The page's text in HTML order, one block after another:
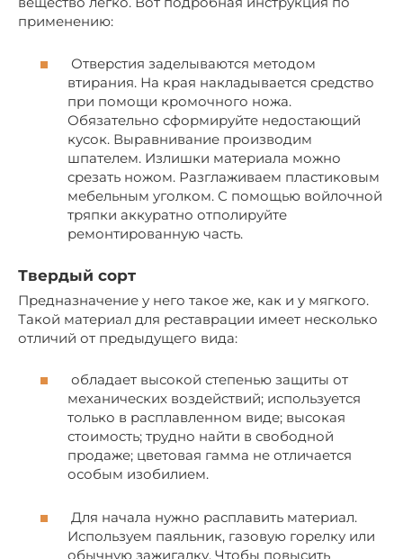
применению:
Отверстия заделываются методом
втирания. На края накладывается средство
при помощи кромочного ножа.
Обязательно сформируйте недостающий
кусок. Выравнивание производим
шпателем. Излишки материала можно
срезать ножом. Разглаживаем пластиковым
мебельным уголком. С помощью войлочной
тряпки аккуратно отполируйте
ремонтированную часть.
Твердый сорт
Предназначение у него такое же, как и у мягкого.
Такой материал для реставрации имеет несколько
отличий от предыдущего вида:
обладает высокой степенью защиты от
механических воздействий; используется
только в расплавленном виде; высокая
стоимость; трудно найти в свободной
продаже; цветовая гамма не отличается
особым изобилием.
Для начала нужно расплавить материал.
Используем паяльник, газовую горелку или
обычную зажигалку. Чтобы повысить